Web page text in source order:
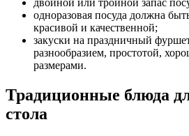
одноразовая посуда должна
красивой и качественной;
закуски на праздничный
разнообразием, простотой,
размерами.
Традиционные блюда
стола